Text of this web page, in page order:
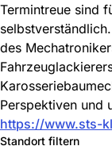
Termintreue sind
des
Perspektiven und
https://www.sts-
Standort filtern